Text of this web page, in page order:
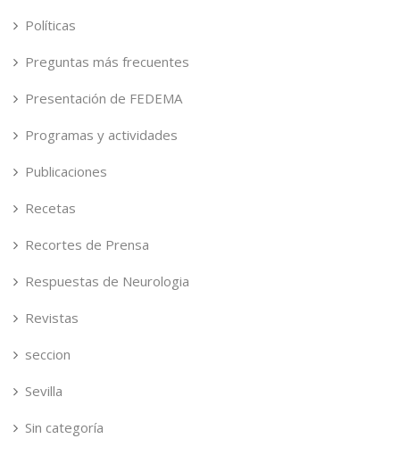
Políticas
Preguntas más frecuentes
Presentación de FEDEMA
Programas y actividades
Publicaciones
Recetas
Recortes de Prensa
Respuestas de Neurologia
Revistas
seccion
Sevilla
Sin categoría